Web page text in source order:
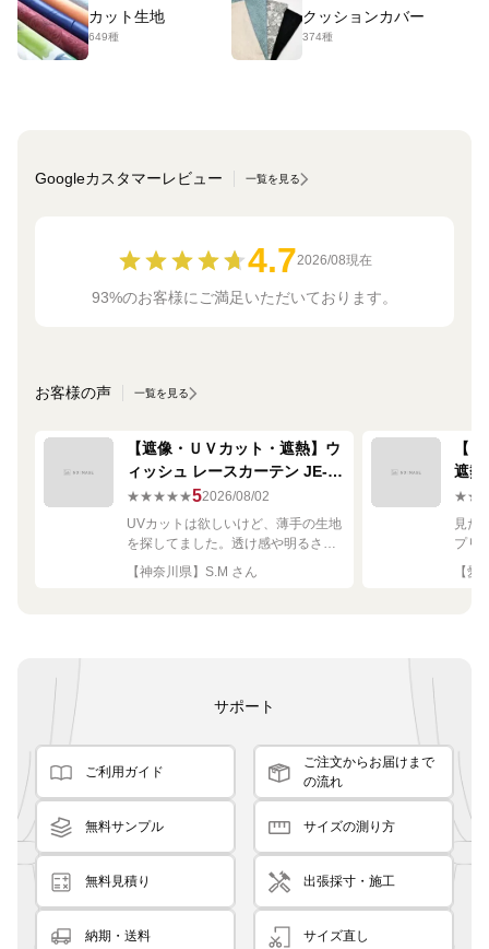
カット生地
649種
クッションカバー
374種
Googleカスタマーレビュー 一覧を見る
4.72026/08現在
93%のお客様にご満足いただいております。
お客様の声 一覧を見る
【遮像・ＵＶカット・遮熱】ウ
ィッシュ レースカーテン JE-
67249R シルバー
★★★★★52026/08/02
UVカットは欲しいけど、薄手の生地
を探してました。透け感や明るさも
ちょうど良く思った通りで満足で
す。
【神奈川県】S.M さん
【
遮熱
ー
見た
プリ
れい
【愛
サポート
ご利用ガイド
ご注文からお届けまで
の流れ
無料サンプル サイズの測り方
無料見積り 出張採寸・施工
納期・送料 サイズ直し